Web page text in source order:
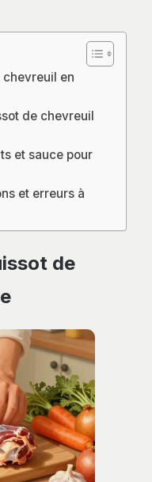
chevreuil en
de chevreuil
et sauce pour
et erreurs à
de